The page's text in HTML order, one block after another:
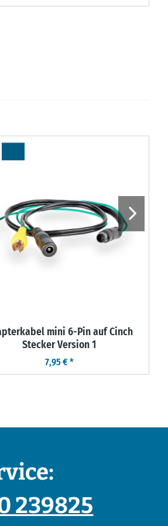
mini 6-Pin auf Cinch
Stecker Version 1
7,95 € *
239825